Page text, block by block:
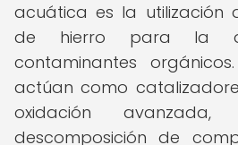
acuática es la utilización
de hierro para la
contaminantes
actúan como
oxidación
descomposición de